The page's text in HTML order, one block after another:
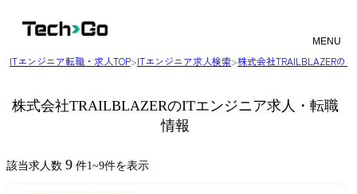
MENU
ITエンジニア転職・求人TOP>ITエンジニア求人検索>株式会社TRAILBLAZERの
株式会社TRAILBLAZERのITエンジニア求人・転職
情報
該当求人数 9 件1~9件を表示